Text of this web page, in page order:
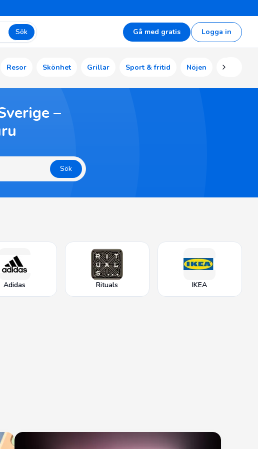
Sök Gå med gratis Logga in
Resor Skönhet Grillar Sport & fritid Nöjen Ekonomi
–
Sök
Adidas Rituals IKEA